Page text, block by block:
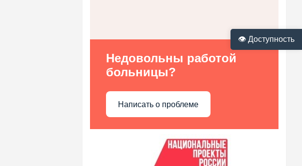
👁 Доступность
Недовольны работой
больницы?
Написать о проблеме